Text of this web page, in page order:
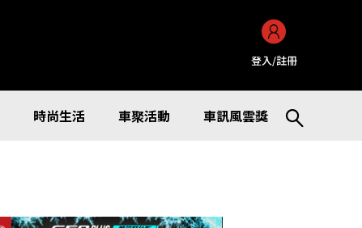
登入/註冊
時尚生活 車聚活動 車訊風雲獎